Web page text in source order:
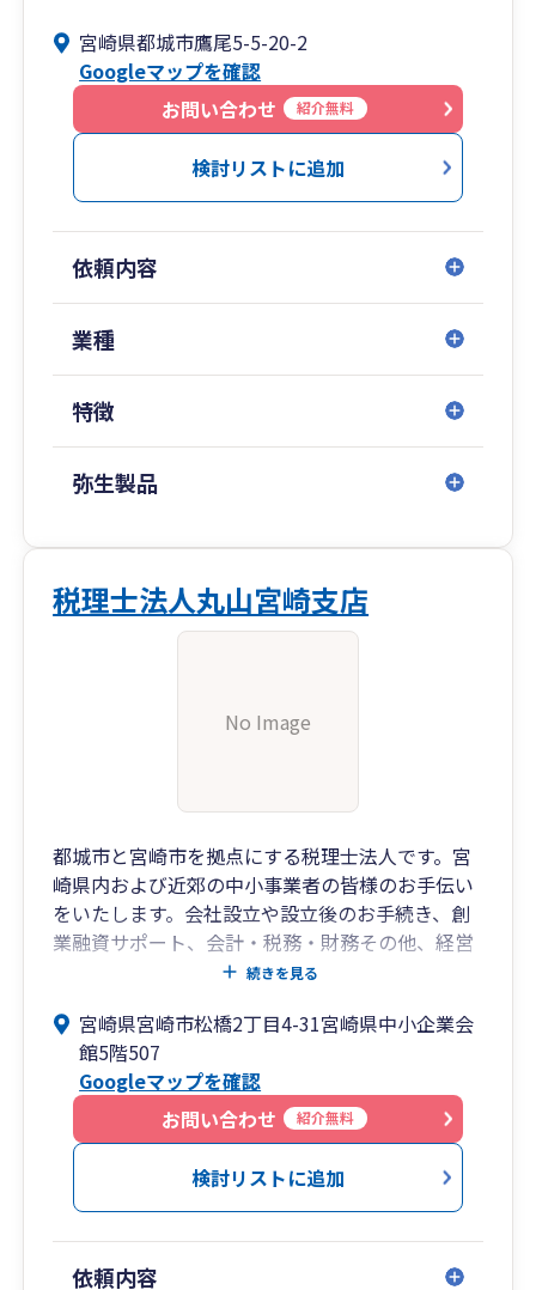
宮崎県都城市鷹尾5-5-20-2
Googleマップを確認
お問い合わせ
紹介無料
検討リストに追加
依頼内容
業種
特徴
弥生製品
税理士法人丸山宮崎支店
No Image
都城市と宮崎市を拠点にする税理士法人です。宮
崎県内および近郊の中小事業者の皆様のお手伝い
をいたします。会社設立や設立後のお手続き、創
業融資サポート、会計・税務・財務その他、経営
に関することをトータルでサポートいたします。
続きを見る
宮崎県宮崎市松橋2丁目4-31宮崎県中小企業会
館5階507
Googleマップを確認
お問い合わせ
紹介無料
検討リストに追加
依頼内容